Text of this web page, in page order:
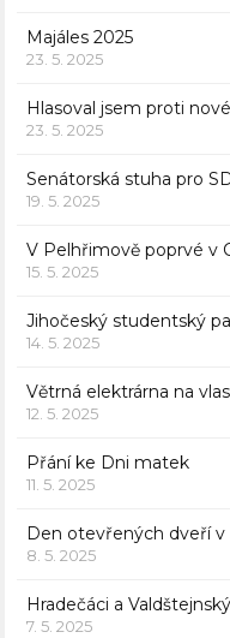
Majáles 2025
23. 5. 2025
Hlasoval jsem proti
23. 5. 2025
Senátorská stuha pro
19. 5. 2025
V Pelhřimově poprvé v
15. 5. 2025
Jihočeský studentský
14. 5. 2025
Větrná elektrárna na
12. 5. 2025
Přání ke Dni matek
11. 5. 2025
Den otevřených dveří v
8. 5. 2025
Hradečáci a
7. 5. 2025